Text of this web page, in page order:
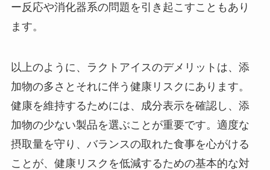
ー反応や消化器系の問題を引き起こすこともあり
ます。
以上のように、ラクトアイスのデメリットは、添
加物の多さとそれに伴う健康リスクにあります。
健康を維持するためには、成分表示を確認し、添
加物の少ない製品を選ぶことが重要です。適度な
摂取量を守り、バランスの取れた食事を心がける
ことが、健康リスクを低減するための基本的な対